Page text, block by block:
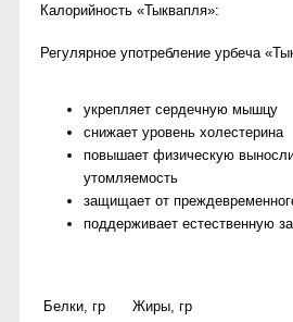
Калорийность «Тыквапля»:
Регулярное употребление урбеча
укрепляет сердечную мышцу
снижает уровень холестерина
повышает физическую
утомляемость
защищает от
поддерживает естественную
Белки, гр
Жиры, гр